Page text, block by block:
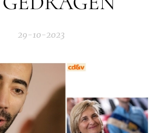
29-10-2023